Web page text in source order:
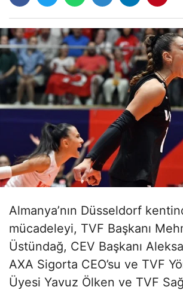
Almanya’nın Düsseldorf
mücadeleyi, TVF Başkanı
Üstündağ, CEV Başkanı
AXA Sigorta CEO’su ve TVF
Üyesi Yavuz Ölken ve TVF